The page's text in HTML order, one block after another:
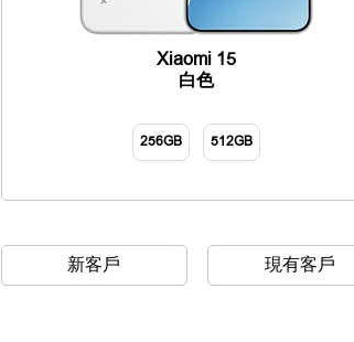
Xiaomi 15
白色
256GB 512GB
新客戶 現有客戶